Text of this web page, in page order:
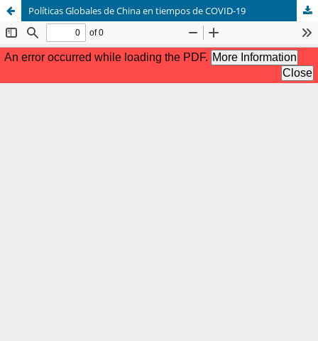
Políticas Globales de China en tiempos de COVID-19